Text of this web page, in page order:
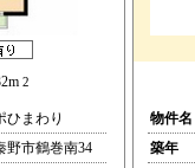
2
ひまわり
野市鶴巻南34
物件名
築年